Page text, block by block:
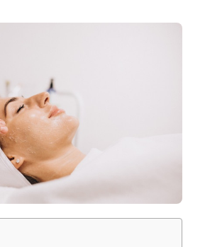
JAK
GO
ZAARANŻOWAĆ?